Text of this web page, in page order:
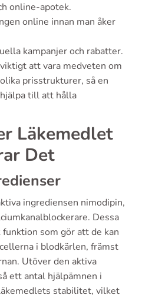
online-apotek.
online innan man åker
kampanjer och rabatter.
att vara medveten om
prisstrukturer, så en
till att hålla
Läkemedlet
Det
ingrediensen nimodipin,
Dessa
som gör att de kan
i blodkärlen, främst
Utöver den aktiva
ett antal hjälpämnen i
stabilitet, vilket